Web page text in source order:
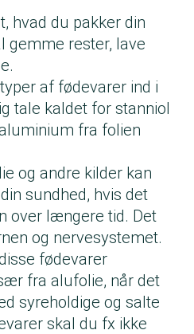
hvad du pakker din
gemme rester, lave
af fødevarer ind i
tale kaldet for stanniol
fra folien
og andre kilder kan
sundhed, hvis det
over længere tid. Det
og nervesystemet.
fødevarer
fra alufolie, når det
syreholdige og salte
skal du fx ikke